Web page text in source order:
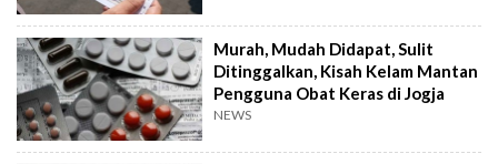
Murah, Mudah Didapat, Sulit
Ditinggalkan, Kisah Kelam Mantan
Pengguna Obat Keras di Jogja
NEWS